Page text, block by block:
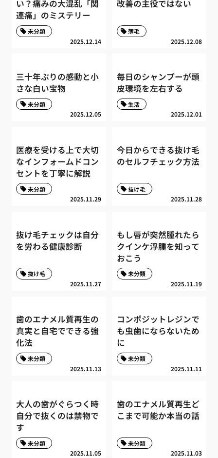
い？痛みの大混乱「関
連痛」のミステリー
2025.12.14
未分類
改善の主役ではない
2025.12.08
薄毛
三十年ぶりの感動と小
さな白い宝物
2025.12.05
未分類
毎日のシャンプーが頭
皮環境を左右する
2025.12.01
生活
医療を受ける上で大切
なインフォームドコン
セントを丁寧に解説
2025.11.29
未分類
今日からできる抜け毛
のセルフチェック方法
2025.11.28
抜け毛
抜け毛チェックは自分
を労わる健康診断
2025.11.27
抜け毛
もし唇が突然腫れたら
クインケ浮腫を知って
おこう
2025.11.19
未分類
歯のエナメル質再生の
真実と自宅でできる強
化法
2025.11.13
未分類
コンポジットレジンで
も虫歯にならないため
に
2025.11.11
未分類
大人の歯がぐらつく時
自分で抜くのは禁物で
す
2025.11.05
未分類
歯のエナメル質再生ど
こまで可能か本当の話
2025.11.03
未分類